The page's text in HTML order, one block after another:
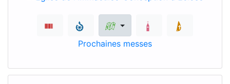
Prochaines messes